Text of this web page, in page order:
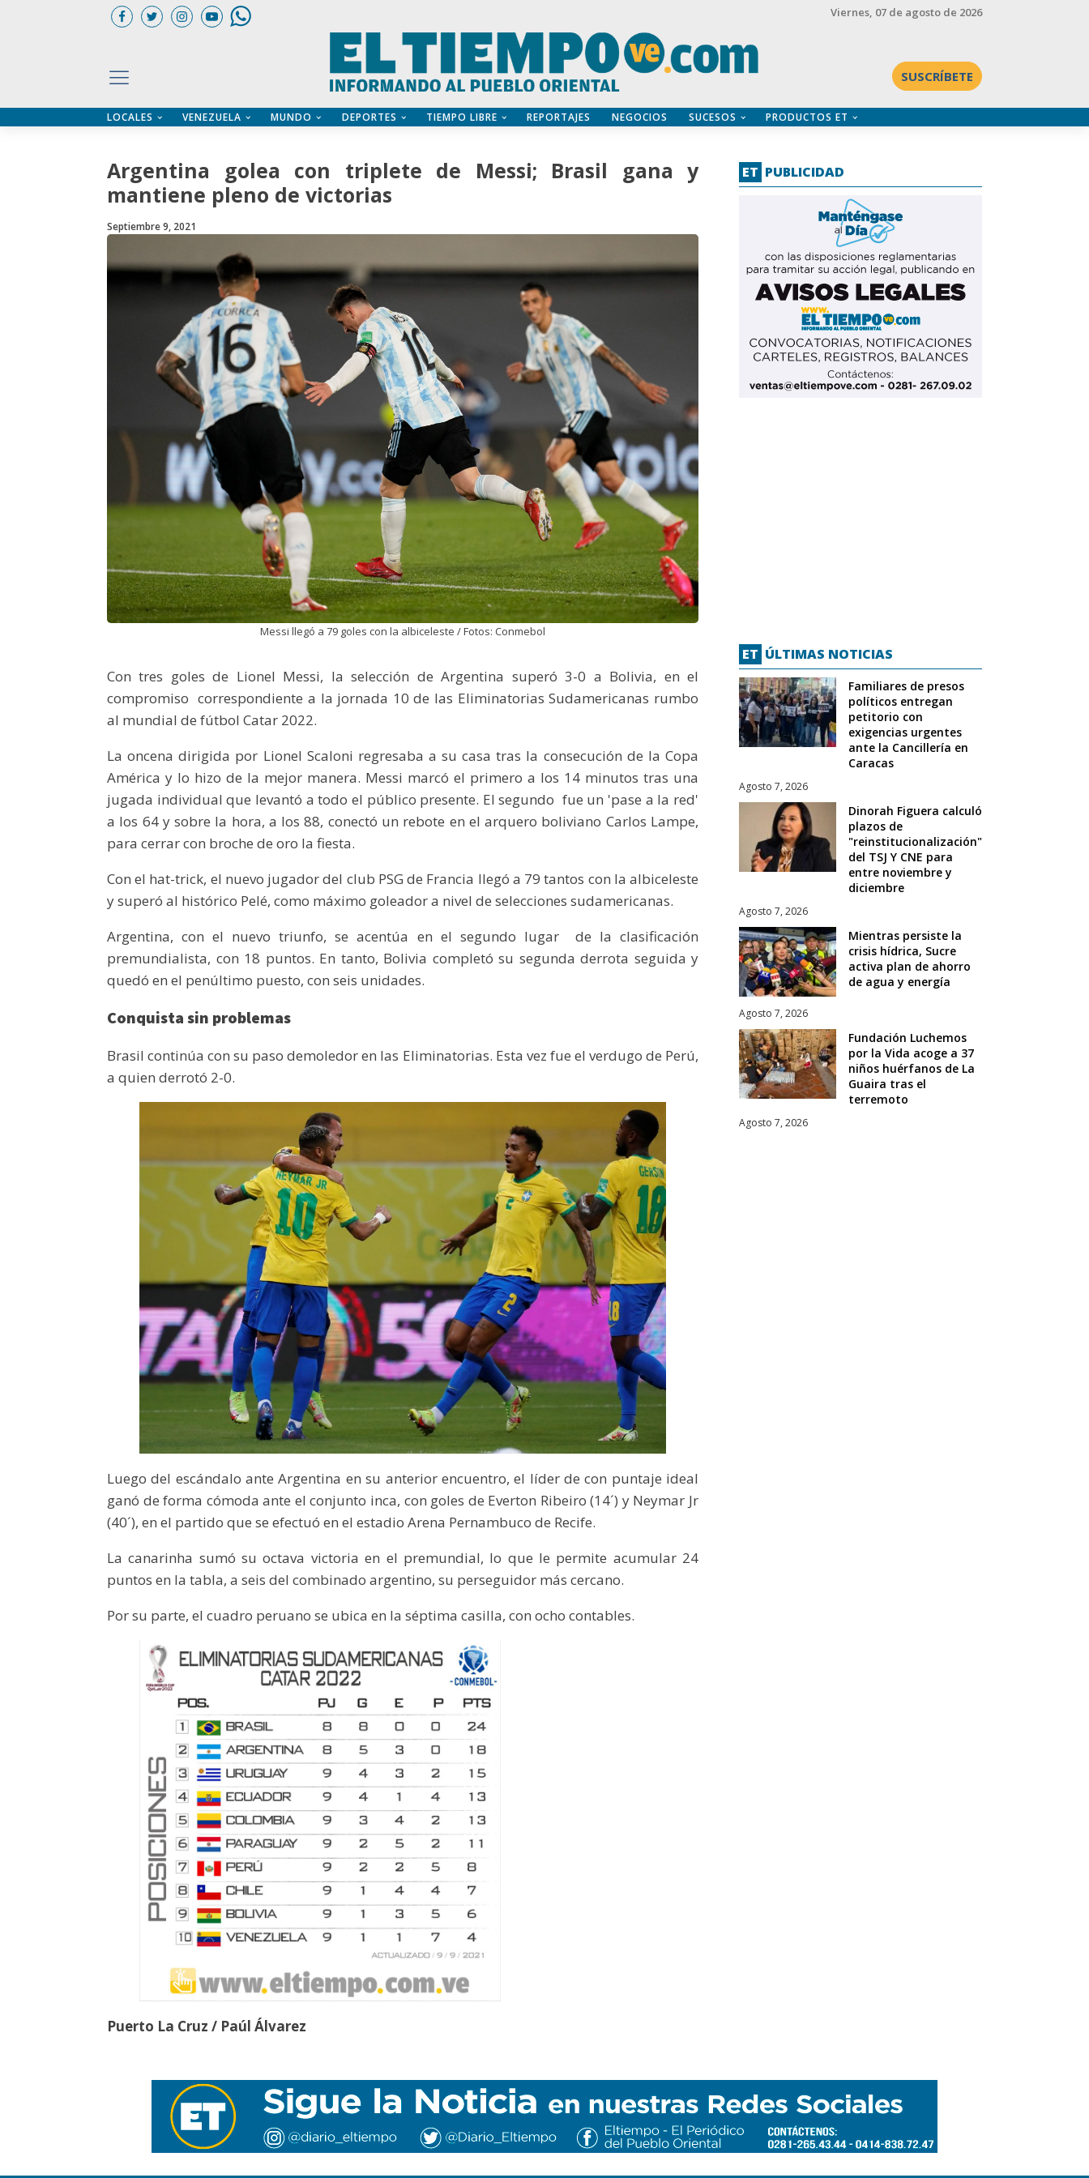
Viernes, 07 de agosto de 2026
SUSCRÍBETE
LOCALES VENEZUELA MUNDO DEPORTES TIEMPO LIBRE REPORTAJES NEGOCIOS SUCESOS PRODUCTOS ET
Argentina golea con triplete de Messi; Brasil gana y
mantiene pleno de victorias
Septiembre 9, 2021
Messi llegó a 79 goles con la albiceleste / Fotos: Conmebol
Con tres goles de Lionel Messi, la selección de Argentina superó 3-0 a Bolivia, en el
compromiso correspondiente a la jornada 10 de las Eliminatorias Sudamericanas rumbo
al mundial de fútbol Catar 2022.
La oncena dirigida por Lionel Scaloni regresaba a su casa tras la consecución de la Copa
América y lo hizo de la mejor manera. Messi marcó el primero a los 14 minutos tras una
jugada individual que levantó a todo el público presente. El segundo fue un 'pase a la red'
a los 64 y sobre la hora, a los 88, conectó un rebote en el arquero boliviano Carlos Lampe,
para cerrar con broche de oro la fiesta.
Con el hat-trick, el nuevo jugador del club PSG de Francia llegó a 79 tantos con la albiceleste
y superó al histórico Pelé, como máximo goleador a nivel de selecciones sudamericanas.
Argentina, con el nuevo triunfo, se acentúa en el segundo lugar de la clasificación
premundialista, con 18 puntos. En tanto, Bolivia completó su segunda derrota seguida y
quedó en el penúltimo puesto, con seis unidades.
Conquista sin problemas
Brasil continúa con su paso demoledor en las Eliminatorias. Esta vez fue el verdugo de Perú,
a quien derrotó 2-0.
Luego del escándalo ante Argentina en su anterior encuentro, el líder de con puntaje ideal
ganó de forma cómoda ante el conjunto inca, con goles de Everton Ribeiro (14´) y Neymar Jr
(40´), en el partido que se efectuó en el estadio Arena Pernambuco de Recife.
La canarinha sumó su octava victoria en el premundial, lo que le permite acumular 24
puntos en la tabla, a seis del combinado argentino, su perseguidor más cercano.
Por su parte, el cuadro peruano se ubica en la séptima casilla, con ocho contables.
Puerto La Cruz / Paúl Álvarez
ET PUBLICIDAD
ET ÚLTIMAS NOTICIAS
Familiares de presos
políticos entregan
petitorio con
exigencias urgentes
ante la Cancillería en
Caracas
Agosto 7, 2026
Dinorah Figuera calculó
plazos de
"reinstitucionalización"
del TSJ Y CNE para
entre noviembre y
diciembre
Agosto 7, 2026
Mientras persiste la
crisis hídrica, Sucre
activa plan de ahorro
de agua y energía
Agosto 7, 2026
Fundación Luchemos
por la Vida acoge a 37
niños huérfanos de La
Guaira tras el
terremoto
Agosto 7, 2026